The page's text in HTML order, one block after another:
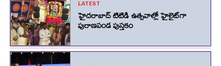
LATEST
హైదరాబాద్ టిటిడి ఉత్సవాల్లో హైలైట్‌గా
పురాణపండ పుస్తకం